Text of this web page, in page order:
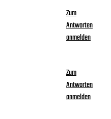
Zum
Antworten
anmelden
Zum
Antworten
anmelden